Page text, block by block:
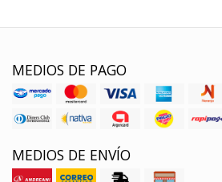
MEDIOS DE PAGO
MEDIOS DE ENVÍO